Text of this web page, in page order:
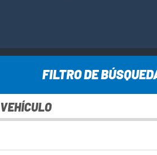
FILTRO DE
VEHÍCULO